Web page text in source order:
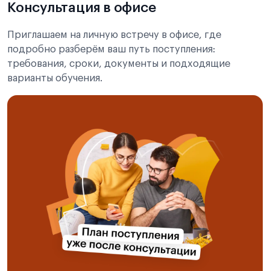
Консультация в офисе
Приглашаем на личную встречу в офисе, где
подробно разберём ваш путь поступления:
требования, сроки, документы и подходящие
варианты обучения.